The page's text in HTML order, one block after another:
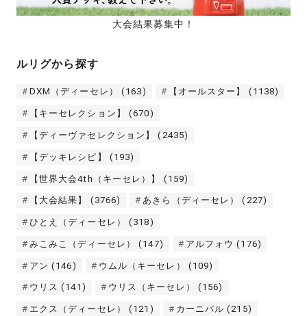
大会結果募集中！
ルリグから探す
DXM（ディーセレ） (163) 【オールスター】 (1138)
【キーセレクション】 (670)
【ディーヴァセレクション】 (2435)
【デッキレシピ】 (193)
【世界大会4th（キーセレ）】 (159)
【大会結果】 (3766) あきら（ディーセレ） (227)
ひとえ（ディーセレ） (318)
みこみこ（ディーセレ） (147) アルフォウ (176)
アン (146) ウムル（キーセレ） (109)
ウリス (141) ウリス（キーセレ） (156)
エクス（ディーセレ） (121) カーニバル (215)